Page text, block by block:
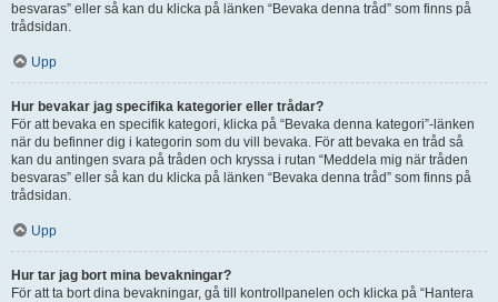
besvaras” eller så kan du klicka på länken “Bevaka denna tråd” som finns på
trådsidan.
Upp
Hur bevakar jag specifika kategorier eller trådar?
För att bevaka en specifik kategori, klicka på “Bevaka denna kategori”-länken
när du befinner dig i kategorin som du vill bevaka. För att bevaka en tråd så
kan du antingen svara på tråden och kryssa i rutan “Meddela mig när tråden
besvaras” eller så kan du klicka på länken “Bevaka denna tråd” som finns på
trådsidan.
Upp
Hur tar jag bort mina bevakningar?
För att ta bort dina bevakningar, gå till kontrollpanelen och klicka på “Hantera